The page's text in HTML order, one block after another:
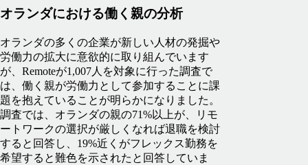
オランダにおける働く親の分析
オランダの多くの企業が新しい人材の発掘や
労働力の拡大に意欲的に取り組んでいます
が、Remoteが1,007人を対象に行った調査で
は、働く親が労働力として参加することに課
題を抱えていることが明らかになりました。
調査では、オランダの親の71%以上が、リモ
ートワークの選択が厳しくなれば退職を検討
すると回答し、19%近くがフレックス勤務を
希望すると難色を示されたと回答していま